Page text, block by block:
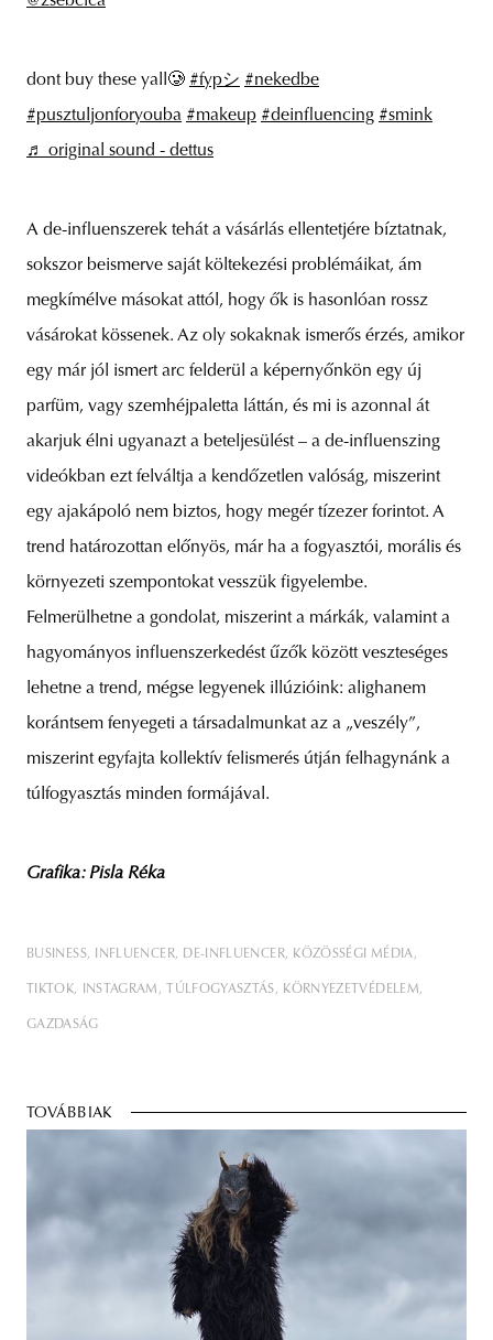
dont buy these yall🥲 #fypシ #nekedbe
#pusztuljonforyouba #makeup #deinfluencing #smink
♬ original sound - dettus
A de-influenszerek tehát a vásárlás ellentetjére bíztatnak,
sokszor beismerve saját költekezési problémáikat, ám
megkímélve másokat attól, hogy ők is hasonlóan rossz
vásárokat kössenek. Az oly sokaknak ismerős érzés, amikor
egy már jól ismert arc felderül a képernyőnkön egy új
parfüm, vagy szemhéjpaletta láttán, és mi is azonnal át
akarjuk élni ugyanazt a beteljesülést – a de-influenszing
videókban ezt felváltja a kendőzetlen valóság, miszerint
egy ajakápoló nem biztos, hogy megér tízezer forintot. A
trend határozottan előnyös, már ha a fogyasztói, morális és
környezeti szempontokat vesszük figyelembe.
Felmerülhetne a gondolat, miszerint a márkák, valamint a
hagyományos influenszerkedést űzők között veszteséges
lehetne a trend, mégse legyenek illúzióink: alighanem
korántsem fenyegeti a társadalmunkat az a „veszély”,
miszerint egyfajta kollektív felismerés útján felhagynánk a
túlfogyasztás minden formájával.
Grafika: Pisla Réka
BUSINESS INFLUENCER DE-INFLUENCER KÖZÖSSÉGI MÉDIA
TIKTOK INSTAGRAM TÚLFOGYASZTÁS KÖRNYEZETVÉDELEM
GAZDASÁG
TOVÁBBIAK